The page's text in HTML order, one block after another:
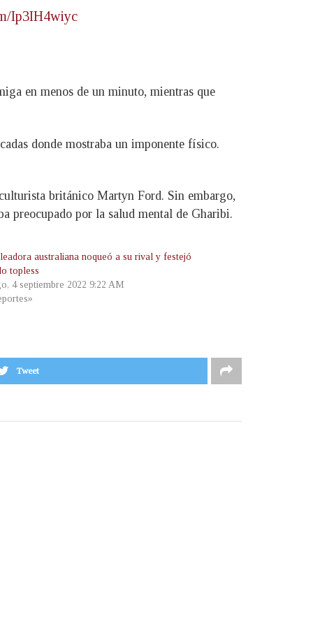
Ip3IH4wiyc
en menos de un minuto, mientras que
donde mostraba un imponente físico.
británico Martyn Ford. Sin embargo,
preocupado por la salud mental de Gharibi.
australiana noqueó a su rival y festejó
topless
4 septiembre 2022 9:22 AM
Tweet